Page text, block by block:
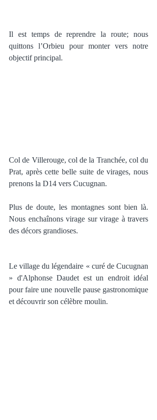
Il est temps de reprendre la route; nous
quittons l’Orbieu pour monter vers notre
objectif principal.
Col de Villerouge, col de la Tranchée, col du
Prat, après cette belle suite de virages, nous
prenons la D14 vers Cucugnan.
Plus de doute, les montagnes sont bien là.
Nous enchaînons virage sur virage à travers
des décors grandioses.
Le village du légendaire « curé de Cucugnan
» d'Alphonse Daudet est un endroit idéal
pour faire une nouvelle pause gastronomique
et découvrir son célèbre moulin.